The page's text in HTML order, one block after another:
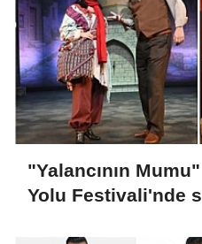
"Yalancının
Yolu Festivali'nde